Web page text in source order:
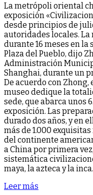
La metrópoli oriental
exposición
desde principios de
autoridades locales.
durante 16 meses en la
Plaza del Pueblo, dijo
Administración
Shanghai, durante un
De acuerdo con Zhong,
museo dedique la
sede, que abarca unos
exposición. Las
durado dos años, y en
más de 1.000
del continente
a China por primera
sistemática
maya, la azteca y la
Leer más